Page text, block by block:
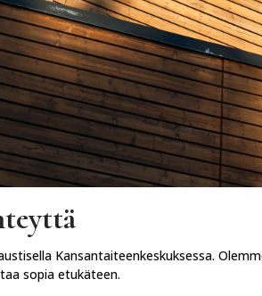
Kansantaiteenkeskuksessa.
sopia etukäteen.